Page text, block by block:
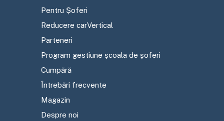
Pentru Șoferi
Reducere carVertical
Parteneri
Program gestiune școala de șoferi
Cumpără
Întrebări frecvente
Magazin
Despre noi